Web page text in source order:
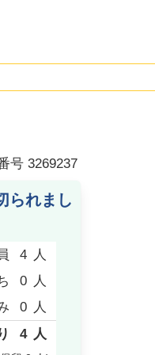
号 3269237
られまし
4 人
0 人
0 人
4 人